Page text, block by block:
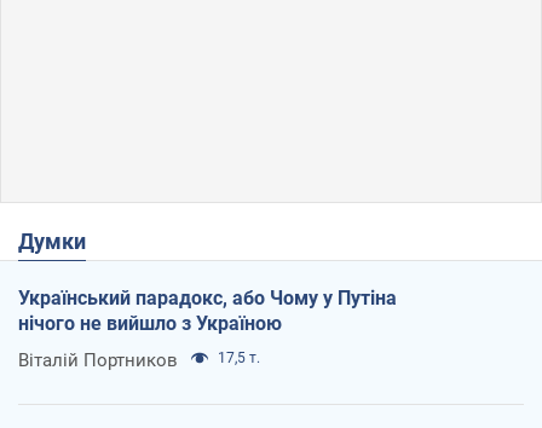
Думки
Український парадокс, або Чому у Путіна
нічого не вийшло з Україною
Віталій Портников 17,5 т.